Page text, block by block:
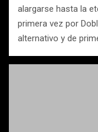
alargarse hasta la
primera vez por
alternativo y de